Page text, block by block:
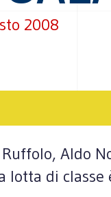
2008
Aldo
lotta di